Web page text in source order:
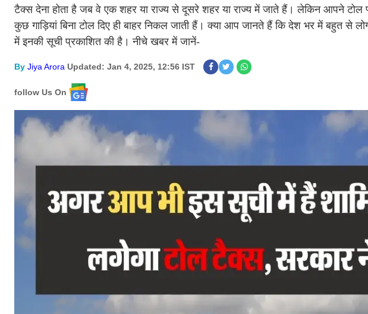
टैक्स देना होता है जब वे एक शहर या राज्य से दूसरे शहर या राज्य में जाते हैं। लेकिन आपने टोल
कुछ गाड़ियां बिना टोल दिए ही बाहर निकल जाती हैं। क्या आप जानते हैं कि देश भर में बहुत से
में इनकी सूची प्रकाशित की है। नीचे खबर में जानें-
By Jiya Arora Updated: Jan 4, 2025, 12:56 IST
follow Us On